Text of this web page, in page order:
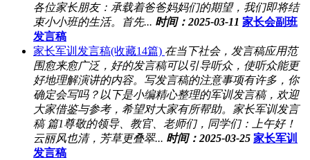
各位家长朋友：承载着爸爸妈妈们的期望，我们即将结
束小小班的生活。首先... 时间：2025-03-11 家长会副班
发言稿
家长军训发言稿(收藏14篇) 在当下社会，发言稿应用范
围愈来愈广泛，好的发言稿可以引导听众，使听众能更
好地理解演讲的内容。写发言稿的注意事项有许多，你
确定会写吗？以下是小编精心整理的军训发言稿，欢迎
大家借鉴与参考，希望对大家有所帮助。家长军训发言
稿 篇1尊敬的领导、教官、老师们，同学们：上午好！
云丽风也清，芳草更叠翠... 时间：2025-03-25 家长军训
发言稿